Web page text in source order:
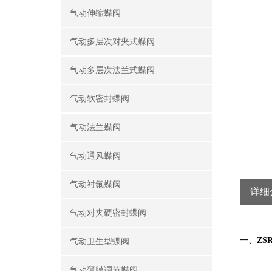
气动伸缩蝶阀
气动多层次对夹式蝶阀
气动多层次法兰式蝶阀
气动软密封蝶阀
气动法兰蝶阀
气动通风蝶阀
气动衬氟蝶阀
气动对夹硬密封蝶阀
气动卫生型蝶阀
详细
一、